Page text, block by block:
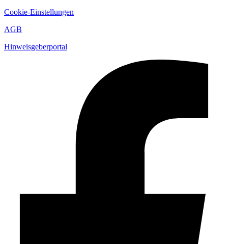
Cookie-Einstellungen
AGB
Hinweisgeberportal